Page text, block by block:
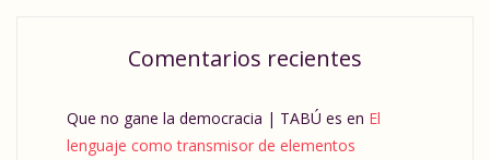
Comentarios recientes
Que no gane la democracia | TABÚ es en El
lenguaje como transmisor de elementos